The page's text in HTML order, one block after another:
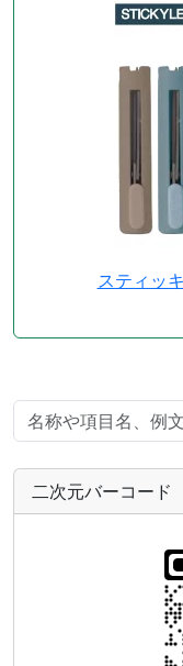
スティッ
二次元バーコード